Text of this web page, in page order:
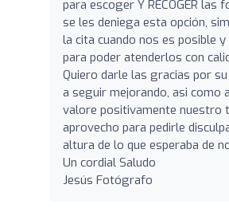
para escoger Y RECOGER las
se les deniega esta opción,
la cita cuando nos es posible y
para poder atenderlos con
Quiero darle las gracias por
a seguir mejorando, asi como
valore positivamente nuestro
aprovecho para pedirle
altura de lo que esperaba de
Un cordial Saludo
Jesús Fotógrafo